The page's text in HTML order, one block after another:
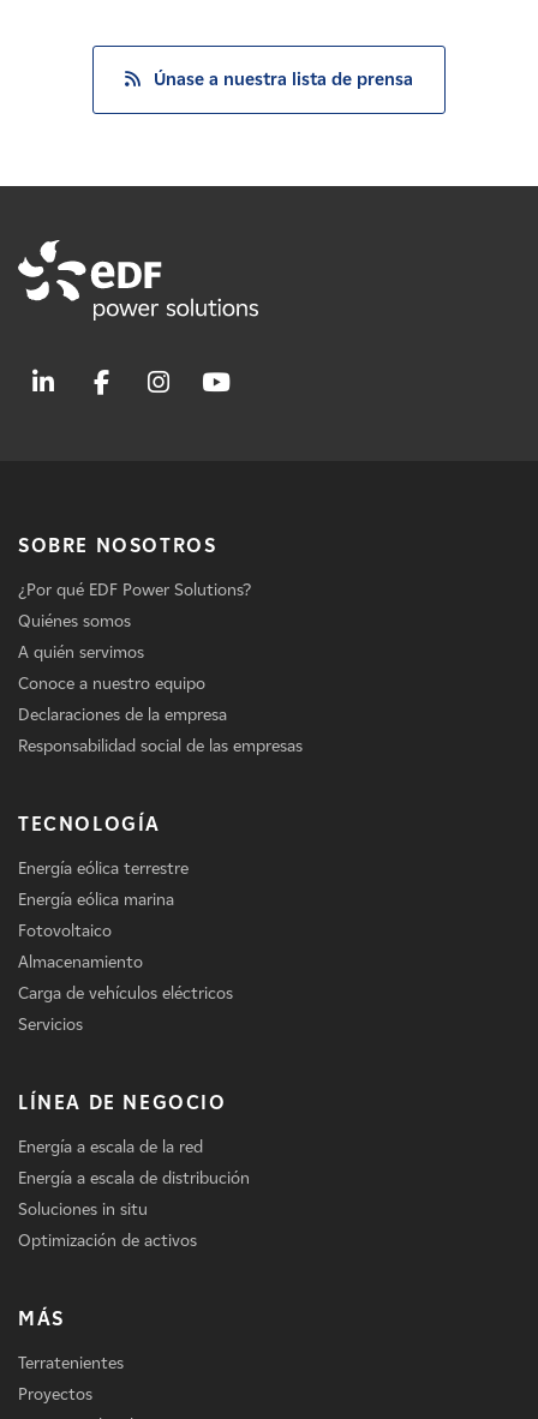
Únase a nuestra lista de prensa
SOBRE NOSOTROS
¿Por qué EDF Power Solutions?
Quiénes somos
A quién servimos
Conoce a nuestro equipo
Declaraciones de la empresa
Responsabilidad social de las empresas
TECNOLOGÍA
Energía eólica terrestre
Energía eólica marina
Fotovoltaico
Almacenamiento
Carga de vehículos eléctricos
Servicios
LÍNEA DE NEGOCIO
Energía a escala de la red
Energía a escala de distribución
Soluciones in situ
Optimización de activos
MÁS
Terratenientes
Proyectos